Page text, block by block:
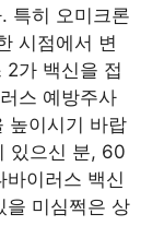
특히 오미크론
시점에서 변
2가 백신을 접
스 예방주사
높이시기 바랍
있으신 분, 60
이러스 백신
을 미심쩍은 상